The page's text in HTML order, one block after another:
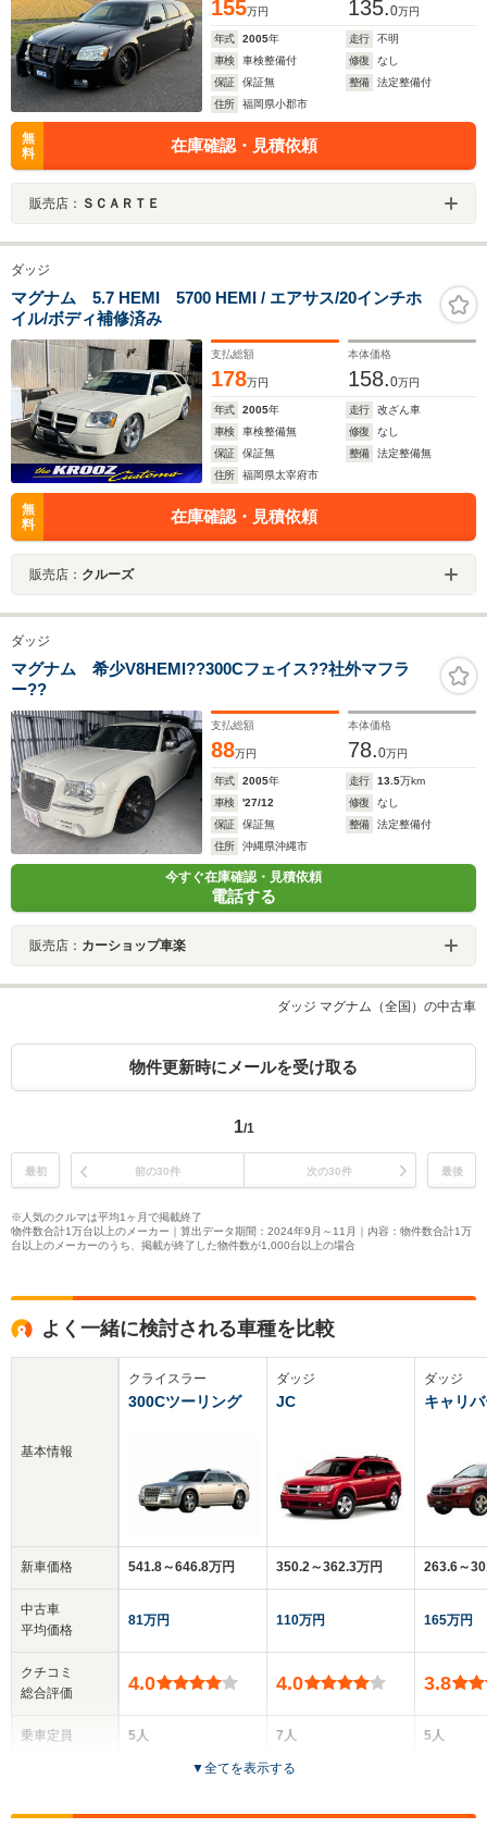
155万円 135.0万円
年式 2005年 走行
不明
車検
車検整備付 修復
なし
保証
保証無 整備
法定整備付
住所
福岡県小郡市
無
料
在庫確認・見積依頼
販売店： ＳＣＡＲＴＥ
ダッジ
マグナム 5.7 HEMI 5700 HEMI / エアサス/20インチホ
イル/ボディ補修済み
支払総額
178万円
本体価格
158.0万円
年式 2005年 走行
改ざん車
車検
車検整備無 修復
なし
保証
保証無 整備
法定整備無
住所
福岡県太宰府市
無
料
在庫確認・見積依頼
販売店： クルーズ
ダッジ
マグナム 希少V8HEMI??300Cフェイス??社外マフラ
ー??
支払総額
88万円
本体価格
78.0万円
年式 2005年 走行 13.5万km
車検
'27/12 修復
なし
保証
保証無 整備
法定整備付
住所
沖縄県沖縄市
今すぐ在庫確認・見積依頼
電話する
販売店： カーショップ車楽
ダッジ マグナム（全国）の中古車
物件更新時にメールを受け取る
1/1
最初 前の30件 次の30件 最後
※人気のクルマは平均1ヶ月で掲載終了
物件数合計1万台以上のメーカー｜算出データ期間：2024年9月～11月｜内容：物件数合計1万
台以上のメーカーのうち、掲載が終了した物件数が1,000台以上の場合
よく一緒に検討される車種を比較
基本情報
新車価格
中古車
平均価格
クチコミ
総合評価
乗車定員
クライスラー
300Cツーリング
541.8～646.8万円
81万円
4.0
5人
ダッジ
JC
350.2～362.3万円
110万円
4.0
7人
5ドア
ダッジ
キャリ
263.6～
165万円
3.8
5人
▼全てを表示する